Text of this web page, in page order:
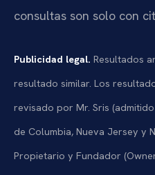
consultas son solo con
Publicidad legal. Resultados
resultado similar. Los
revisado por Mr. Sris
de Columbia, Nueva Jersey y
Propietario y Fundador